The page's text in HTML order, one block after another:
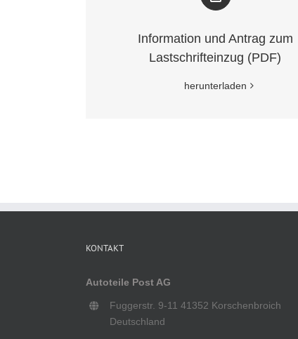
Information und Antrag zum
Lastschrifteinzug (PDF)
herunterladen
KONTAKT
Autoteile Post AG
Fuggerstr. 9-11 41352 Korschenbroich
Deutschland